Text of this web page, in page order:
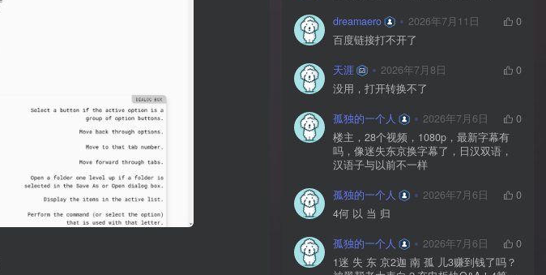
dreamaero 2026年7月11日
0
百度链接打不开了
天涯 2026年7月8日
0
没用，打开转换不了
孤独的一个人 2026年7月6日
0
楼主，28个视频，1080p，最新字幕有
吗，像迷失东京换字幕了，日汉双语，
汉语子与以前不一样
孤独的一个人 2026年7月6日
0
4何 以 当 归
孤独的一个人 2026年7月6日
0
1迷 失 东 京2迦 南 孤 儿3赚到钱了吗？